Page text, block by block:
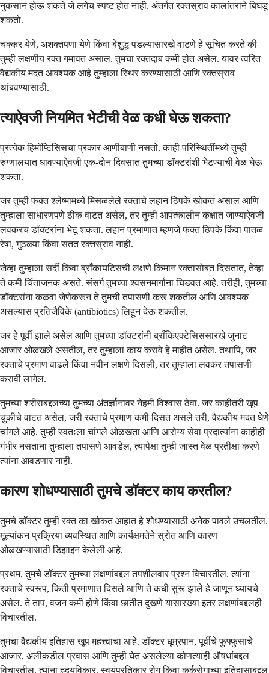
नुकसान होऊ शकते जे लगेच स्पष्ट होत नाही. अंतर्गत रक्तस्राव कालांतराने बिघडू
शकतो.
चक्कर येणे, अशक्तपणा येणे किंवा बेशुद्ध पडल्यासारखे वाटणे हे सूचित करते की
तुम्ही लक्षणीय रक्त गमावत असाल. तुमचा रक्तदाब कमी होत असेल. यावर त्वरित
वैद्यकीय मदत आवश्यक आहे तुम्हाला स्थिर करण्यासाठी आणि रक्तस्राव
थांबवण्यासाठी.
त्याऐवजी नियमित भेटीची वेळ कधी घेऊ शकता?
प्रत्येक हिमॉप्टिसिसचा प्रकार आणीबाणी नसतो. काही परिस्थितींमध्ये तुम्ही
रुग्णालयात धावण्याऐवजी एक-दोन दिवसात तुमच्या डॉक्टरांशी भेटण्याची वेळ घेऊ
शकता.
जर तुम्ही फक्त श्लेष्मामध्ये मिसळलेले रक्ताचे लहान ठिपके खोकत असाल आणि
तुम्हाला साधारणपणे ठीक वाटत असेल, तर तुम्ही आपत्कालीन कक्षात जाण्याऐवजी
लवकरच डॉक्टरांना भेटू शकता. लहान प्रमाणात म्हणजे फक्त ठिपके किंवा पातळ
रेषा, गुठळ्या किंवा सतत रक्तस्राव नाही.
जेव्हा तुम्हाला सर्दी किंवा ब्राँकायटिसची लक्षणे किमान रक्तासोबत दिसतात, तेव्हा
ते कमी चिंताजनक असते. संसर्ग तुमच्या श्वसनमार्गांना चिडवत आहे. तरीही, तुमच्या
डॉक्टरांना कळवा जेणेकरून ते तुमची तपासणी करू शकतील आणि आवश्यक
असल्यास प्रतिजैविके (antibiotics) लिहून देऊ शकतील.
जर हे पूर्वी झाले असेल आणि तुमच्या डॉक्टरांनी ब्राँकिएक्टेसिससारखे जुनाट
आजार ओळखले असतील, तर तुम्हाला काय करावे हे माहीत असेल. तथापि, जर
रक्ताचे प्रमाण वाढले किंवा नवीन लक्षणे दिसली, तर तुम्हाला लवकर तपासणी
करावी लागेल.
तुमच्या शरीराबद्दलच्या तुमच्या अंतर्ज्ञानावर नेहमी विश्वास ठेवा. जर काहीतरी खूप
चुकीचे वाटत असेल, जरी रक्ताचे प्रमाण कमी दिसत असले तरी, वैद्यकीय मदत घेणे
चांगले आहे. तुम्ही स्वतःला चांगले ओळखता आणि आरोग्य सेवा प्रदात्यांना काहीही
गंभीर नसताना तुम्हाला तपासणे आवडेल, त्यापेक्षा तुम्ही जास्त वेळ प्रतीक्षा करणे
त्यांना आवडणार नाही.
कारण शोधण्यासाठी तुमचे डॉक्टर काय करतील?
तुमचे डॉक्टर तुम्ही रक्त का खोकत आहात हे शोधण्यासाठी अनेक पावले उचलतील.
मूल्यांकन प्रक्रिया व्यवस्थित आणि कार्यक्षमतेने स्रोत आणि कारण
ओळखण्यासाठी डिझाइन केलेली आहे.
प्रथम, तुमचे डॉक्टर तुमच्या लक्षणांबद्दल तपशीलवार प्रश्न विचारतील. त्यांना
रक्ताचे स्वरूप, किती प्रमाणात दिसले आणि ते कधी सुरू झाले हे जाणून घ्यायचे
असेल. ते ताप, वजन कमी होणे किंवा छातीत दुखणे यासारख्या इतर लक्षणांबद्दलही
विचारतील.
तुमचा वैद्यकीय इतिहास खूप महत्त्वाचा आहे. डॉक्टर धूम्रपान, पूर्वीचे फुफ्फुसाचे
आजार, अलीकडील प्रवास आणि तुम्ही घेत असलेल्या कोणत्याही औषधांबद्दल
विचारतील. त्यांना हृदयविकार, स्वयंप्रतिकार रोग किंवा कर्करोगाच्या इतिहासाबद्दल